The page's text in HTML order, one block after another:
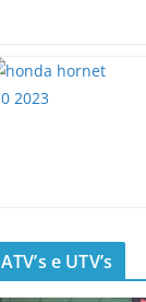
ATV’s e UTV’s